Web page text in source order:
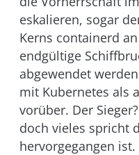
eskalieren, sogar
Kerns containerd
endgültige
abgewendet
mit Kubernetes als
vorüber. Der
doch vieles spricht
hervorgegangen ist.